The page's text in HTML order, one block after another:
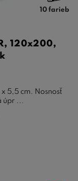
10 farieb
120x200,
5,5 cm. Nosnosť
úpr ...